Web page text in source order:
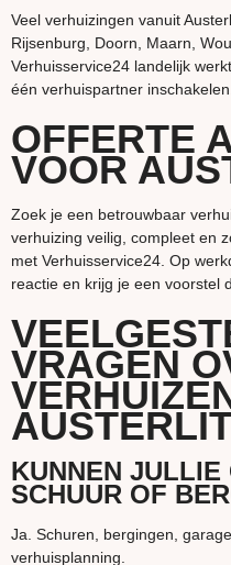
Veel verhuizingen vanuit
Rijsenburg, Doorn, Maarn,
Verhuisservice24 landelijk
één verhuispartner inschakelen.
OFFERTE
VOOR
Zoek je een betrouwbaar
verhuizing veilig, compleet en
met Verhuisservice24. Op
reactie en krijg je een voorstel
VRAGEN
KUNNEN
SCHUUR OF
Ja. Schuren, bergingen,
verhuisplanning.